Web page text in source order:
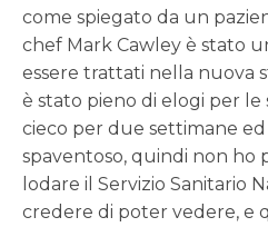
come spiegato da un
chef Mark Cawley è stato
essere trattati nella nuova
è stato pieno di elogi per le
cieco per due settimane
spaventoso, quindi non ho
lodare il Servizio Sanitario
credere di poter vedere, e